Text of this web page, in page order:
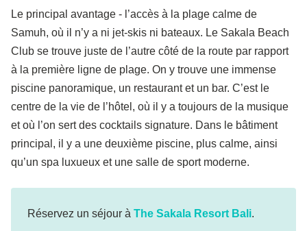
Le principal avantage - l’accès à la plage calme de
Samuh, où il n’y a ni jet-skis ni bateaux. Le Sakala Beach
Club se trouve juste de l’autre côté de la route par rapport
à la première ligne de plage. On y trouve une immense
piscine panoramique, un restaurant et un bar. C’est le
centre de la vie de l’hôtel, où il y a toujours de la musique
et où l’on sert des cocktails signature. Dans le bâtiment
principal, il y a une deuxième piscine, plus calme, ainsi
qu’un spa luxueux et une salle de sport moderne.
Réservez un séjour à The Sakala Resort Bali.